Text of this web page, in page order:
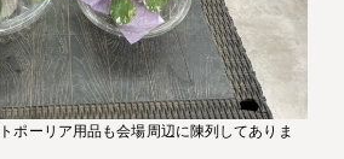
ーリア用品も会場周辺に陳列してありま